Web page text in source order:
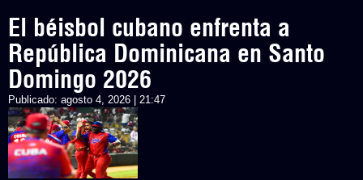
El béisbol cubano enfrenta a
República Dominicana en Santo
Domingo 2026
Publicado: agosto 4, 2026 | 21:47